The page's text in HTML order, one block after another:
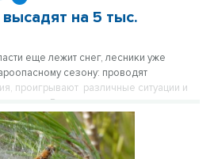
на 5 тыс.
еще лежит снег, лесники уже
сезону: проводят
проигрывают различные ситуации и
В поле зрения лесных
оборудования, заканчивая личным
летом запланировано восстановление
высадить больше 5000 гектаров.